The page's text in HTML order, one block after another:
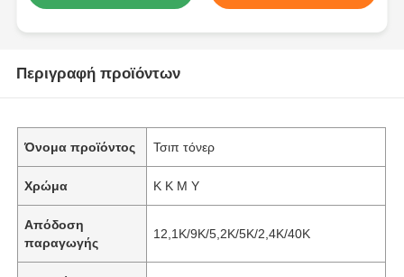
Περιγραφή προϊόντων
Όνομα προϊόντος Τσιπ τόνερ
Χρώμα Κ Κ Μ Υ
Απόδοση
παραγωγής
12,1K/9K/5,2K/5K/2,4K/40K